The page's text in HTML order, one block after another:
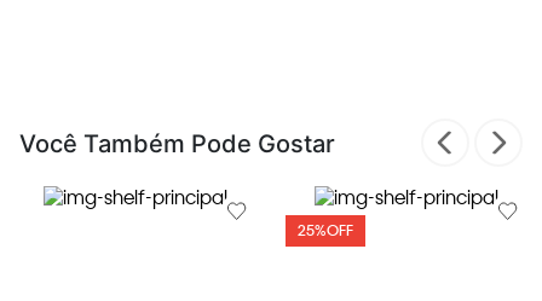
Você Também Pode Gostar
25%OFF